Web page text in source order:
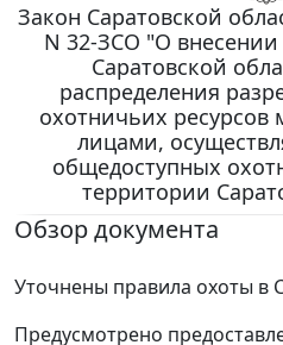
Закон Саратовской
N 32-ЗСО "О
Саратовской
распределения
охотничьих
лицами,
общедоступных
территории
Обзор документа
Уточнены правила охоты в
Предусмотрено